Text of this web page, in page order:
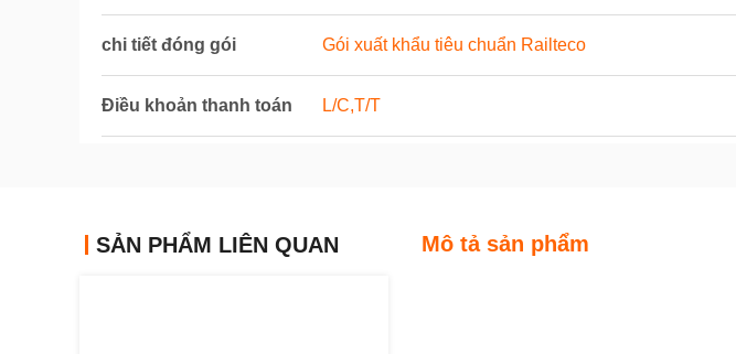
chi tiết đóng gói Gói xuất khẩu tiêu chuẩn Railteco
Điều khoản thanh toán L/C,T/T
SẢN PHẨM LIÊN QUAN Mô tả sản phẩm